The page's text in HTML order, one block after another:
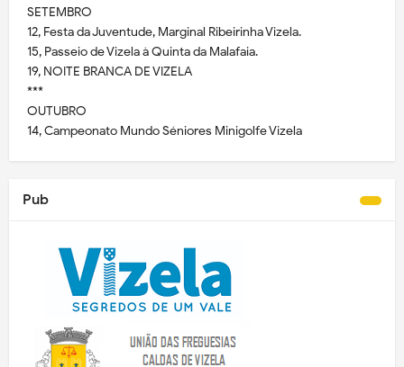
SETEMBRO
12, Festa da Juventude, Marginal Ribeirinha Vizela.
15, Passeio de Vizela à Quinta da Malafaia.
19, NOITE BRANCA DE VIZELA
***
OUTUBRO
14, Campeonato Mundo Séniores Minigolfe Vizela
Pub